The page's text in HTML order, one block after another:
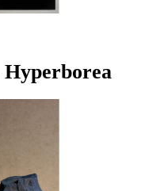
Hyperborea